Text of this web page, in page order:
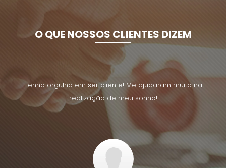
O QUE NOSSOS CLIENTES DIZEM
Tenho orgulho em ser cliente! Me ajudaram muito na
realização de meu sonho!